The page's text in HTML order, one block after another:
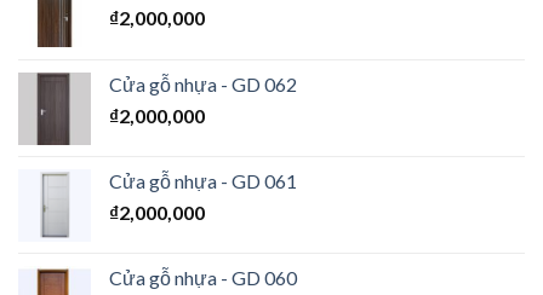
₫2,000,000
Cửa gỗ nhựa - GD 062
₫2,000,000
Cửa gỗ nhựa - GD 061
₫2,000,000
Cửa gỗ nhựa - GD 060